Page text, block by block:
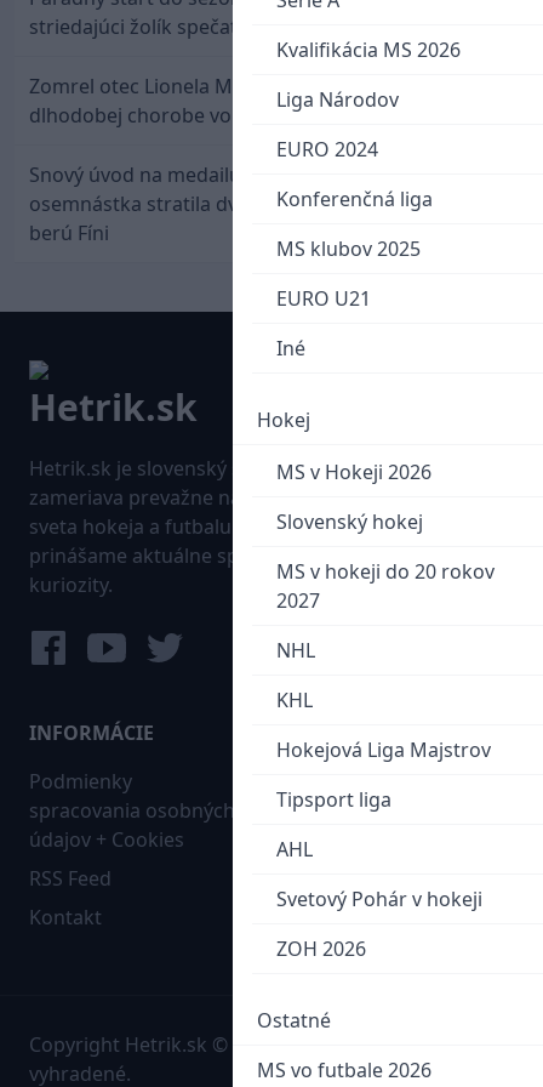
Kvalifikácia MS 2026
Liga Národov
EURO 2024
Konferenčná liga
MS klubov 2025
EURO U21
Iné
Hokej
MS v Hokeji 2026
Slovenský hokej
MS v hokeji do 20 rokov
2027
NHL
KHL
Hokejová Liga Majstrov
Tipsport liga
AHL
Svetový Pohár v hokeji
ZOH 2026
Ostatné
MS vo futbale 2026
striedajúci žolík spečatil postup Stoke
Zomrel otec Lionela Messiho. Jorge podľahol
dlhodobej chorobe vo veku 68 rokov
Snový úvod na medailu nestačil: Slovenská
osemnástka stratila dvojgólový náskok a bronz
berú Fíni
Hetrik.sk je slovenský športový portál, ktorý sa
zameriava prevažne na najnovšie informácie zo
sveta hokeja a futbalu. Pravidelne na dennej báze
prinášame aktuálne správy, góly, zaujímavosti a
kuriozity.
INFORMÁCIE
Podmienky
spracovania osobných
údajov + Cookies
RSS Feed
Kontakt
Hokej
Ostatné
Bleskovky
Copyright Hetrik.sk © 2026 Autorské práva sú
vyhradené.